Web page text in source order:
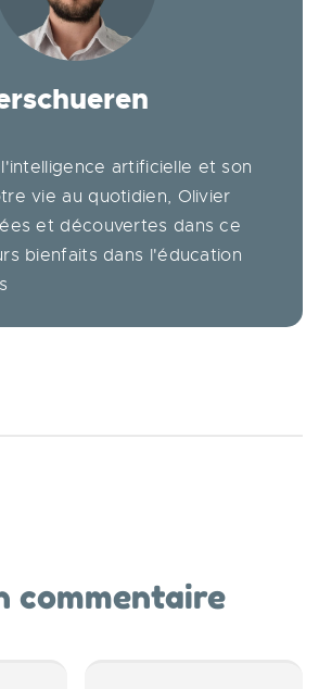
artificielle et son
vie au quotidien, Olivier
et découvertes dans ce
bienfaits dans l'éducation
commentaire